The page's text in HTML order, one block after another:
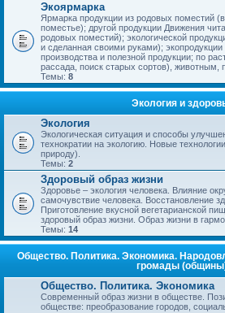
Экоярмарка
Ярмарка продукции из родовых поместий
поместье); другой продукции Движения
родовых поместий); экологической
и сделанная своими руками);
производства и полезной продукции; по
рассада, поиск старых сортов), животным,
Темы: 8
Экология и
Экология
Экологическая ситуация и способы
технократии на экологию. Новые
природу).
Темы: 2
Здоровый образ жизни
Здоровье – экология человека. Влияние
самочувствие человека. Восстановление
Приготовление вкусной вегетарианской
здоровый образ жизни. Образ жизни в
Темы: 14
Общество. Политика. Экономика.
громады
Общество. Политика. Экономика
Современный образ жизни в обществе.
обществе: преобразование городов,